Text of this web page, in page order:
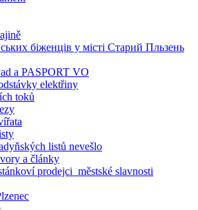
біженців у місті Старий Пльзень
a PASPORT VO
elektřiny
toků
listů nevešlo
a články
prodejci_městské slavnosti